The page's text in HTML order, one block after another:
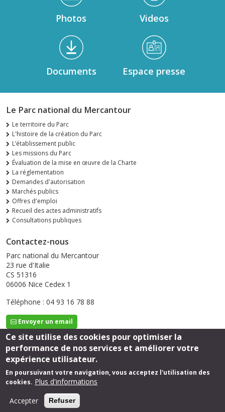
Photos Videos
Documents Espace presse
Le Parc national du Mercantour
Le territoire du Parc
L'histoire de la création du Parc
L’établissement public
Les missions du Parc
Évaluation de la mise en œuvre de la Charte
La réglementation
Demandes d'autorisation
Marchés publics
Offres d'emploi
Recueil des actes administratifs
Consultations publiques
Contactez-nous
Parc national du Mercantour
23 rue d'Italie
CS 51316
06006 Nice Cedex 1
Téléphone : 04 93 16 78 88
Envoyer un email
Suivez-nous
Ce site utilise des cookies pour optimiser la
performance de nos services et améliorer votre
expérience utilisateur.
En poursuivant votre navigation, vous acceptez l'utilisation des
cookies. Plus d'informations
Accepter
Refuser